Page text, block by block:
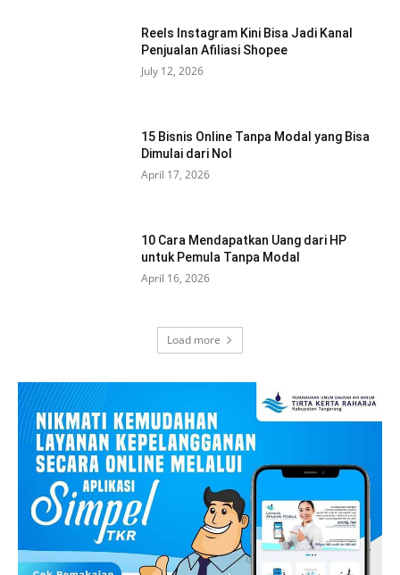
Reels Instagram Kini Bisa Jadi Kanal
Penjualan Afiliasi Shopee
July 12, 2026
15 Bisnis Online Tanpa Modal yang Bisa
Dimulai dari Nol
April 17, 2026
10 Cara Mendapatkan Uang dari HP
untuk Pemula Tanpa Modal
April 16, 2026
Load more